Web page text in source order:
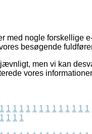
med nogle forskellige
besøgende
men vi kan
vores
1 1 1 1 1 1 1 1 1 1 1 1 1 1
1 1 1 1